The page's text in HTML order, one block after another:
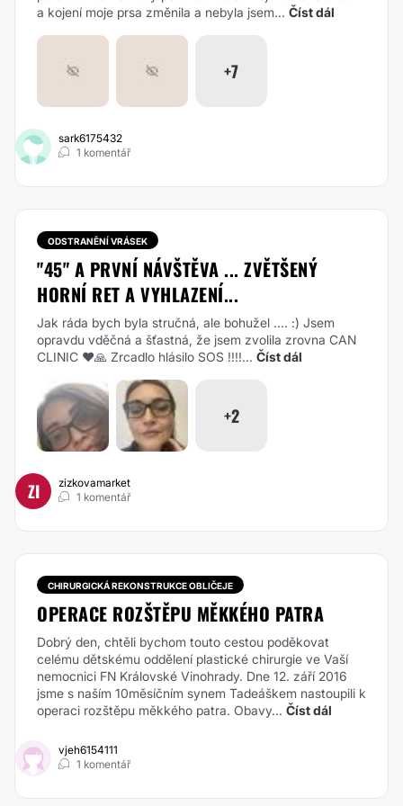
a kojení moje prsa změnila a nebyla jsem... Číst dál
+7
sark6175432
1 komentář
ODSTRANĚNÍ VRÁSEK
"45" A PRVNÍ NÁVŠTĚVA ... ZVĚTŠENÝ
HORNÍ RET A VYHLAZENÍ...
Jak ráda bych byla stručná, ale bohužel .... :) Jsem
opravdu vděčná a šťastná, že jsem zvolila zrovna CAN
CLINIC ❤️🙏 Zrcadlo hlásilo SOS !!!!... Číst dál
+2
ZI
zizkovamarket
1 komentář
CHIRURGICKÁ REKONSTRUKCE OBLIČEJE
OPERACE ROZŠTĚPU MĚKKÉHO PATRA
Dobrý den, chtěli bychom touto cestou poděkovat
celému dětskému oddělení plastické chirurgie ve Vaší
nemocnici FN Královské Vinohrady. Dne 12. září 2016
jsme s naším 10měsíčním synem Tadeáškem nastoupili k
operaci rozštěpu měkkého patra. Obavy... Číst dál
vjeh6154111
1 komentář